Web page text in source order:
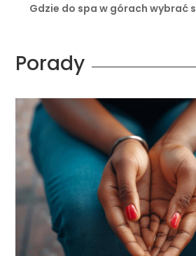
Gdzie do spa w górach wybrać
Porady